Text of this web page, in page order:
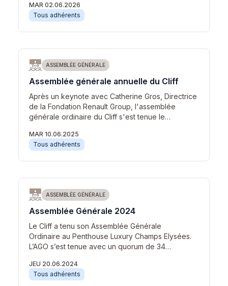
MAR 02.06.2026
Tous adhérents
ASSEMBLÉE GÉNÉRALE
Assemblée générale annuelle du Cliff
Après un keynote avec Catherine Gros, Directrice
de la Fondation Renault Group, l'assemblée
générale ordinaire du Cliff s'est tenue le…
MAR 10.06.2025
Tous adhérents
ASSEMBLÉE GÉNÉRALE
Assemblée Générale 2024
Le Cliff a tenu son Assemblée Générale
Ordinaire au Penthouse Luxury Champs Elysées.
L’AGO s’est tenue avec un quorum de 34…
JEU 20.06.2024
Tous adhérents